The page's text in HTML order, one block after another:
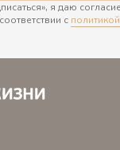
я даю
с